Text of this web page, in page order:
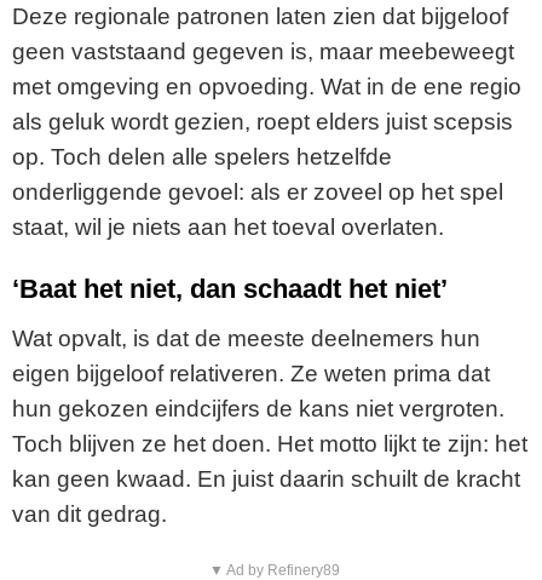
Deze regionale patronen laten zien dat bijgeloof
geen vaststaand gegeven is, maar meebeweegt
met omgeving en opvoeding. Wat in de ene regio
als geluk wordt gezien, roept elders juist scepsis
op. Toch delen alle spelers hetzelfde
onderliggende gevoel: als er zoveel op het spel
staat, wil je niets aan het toeval overlaten.
‘Baat het niet, dan schaadt het niet’
Wat opvalt, is dat de meeste deelnemers hun
eigen bijgeloof relativeren. Ze weten prima dat
hun gekozen eindcijfers de kans niet vergroten.
Toch blijven ze het doen. Het motto lijkt te zijn: het
kan geen kwaad. En juist daarin schuilt de kracht
van dit gedrag.
▼ Ad by Refinery89